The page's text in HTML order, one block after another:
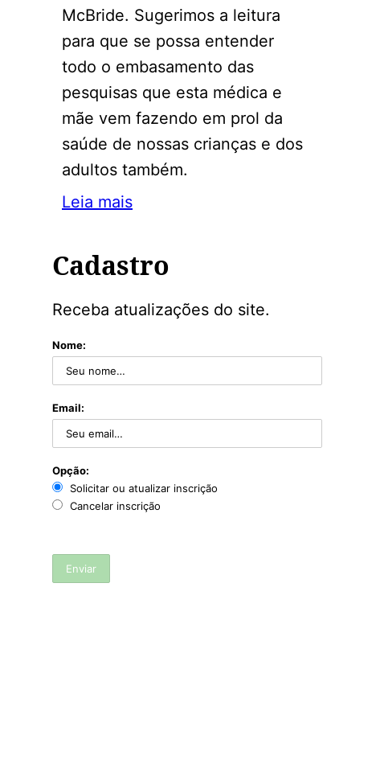
McBride. Sugerimos a leitura
para que se possa entender
todo o embasamento das
pesquisas que esta médica e
mãe vem fazendo em prol da
saúde de nossas crianças e dos
adultos também.
Leia mais
Cadastro
Receba atualizações do site.
Nome:
Email:
Opção:
Solicitar ou atualizar inscrição
Cancelar inscrição